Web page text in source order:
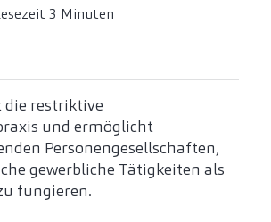
3 Minuten
die restriktive
und ermöglicht
Personengesellschaften,
gewerbliche Tätigkeiten als
fungieren.